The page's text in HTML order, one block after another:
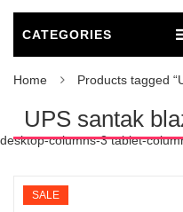
CATEGORIES
Home Products tagged
UPS santak
desktop-columns-3 tablet-
SALE